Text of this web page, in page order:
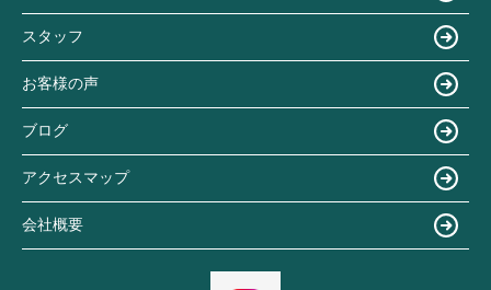
スタッフ
お客様の声
ブログ
アクセスマップ
会社概要